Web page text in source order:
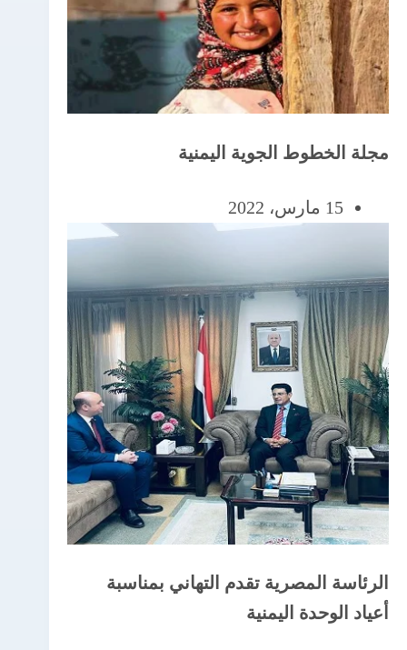
مجلة الخطوط الجوية اليمنية
15 مارس، 2022
الرئاسة المصرية تقدم التهاني بمناسبة
أعياد الوحدة اليمنية